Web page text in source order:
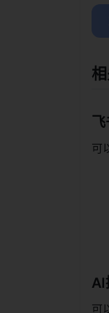
飞
可
AI
可